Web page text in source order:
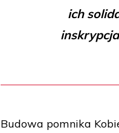
ich
Budowa pomnika